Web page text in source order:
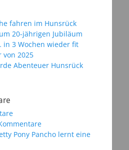
fahren im Hunsrück
20-jährigen Jubiläum
3 Wochen wieder fit
von 2025
Abenteuer Hunsrück
Pony Pancho lernt eine